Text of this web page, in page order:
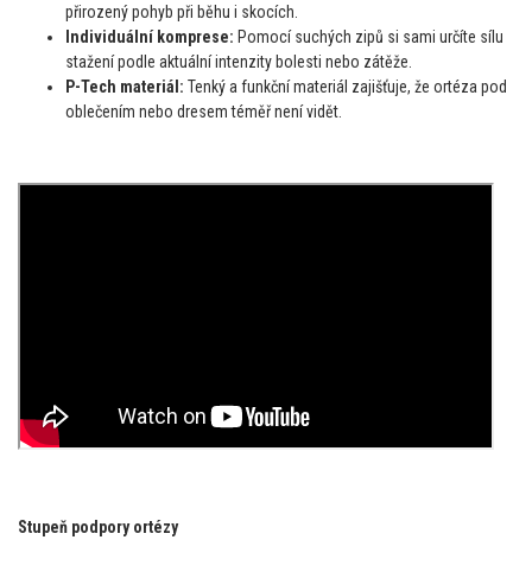
přirozený pohyb při běhu i skocích.
Individuální komprese: Pomocí suchých zipů si sami určíte sílu
stažení podle aktuální intenzity bolesti nebo zátěže.
P-Tech materiál: Tenký a funkční materiál zajišťuje, že ortéza pod
oblečením nebo dresem téměř není vidět.
Stupeň podpory ortézy